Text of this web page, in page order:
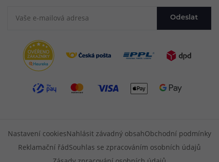
Odeslat
Nastavení cookiesNahlásit závadný obsahObchodní podmínky
Reklamační řádSouhlas se zpracováním osobních údajů